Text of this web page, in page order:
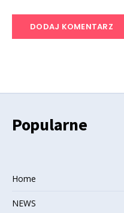
Popularne
Home
NEWS